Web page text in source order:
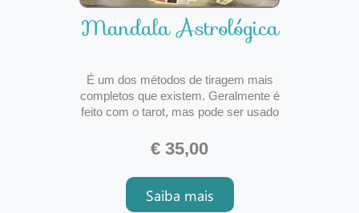
Mandala Astrológica
É um dos métodos de tiragem mais
completos que existem. Geralmente é
feito com o tarot, mas pode ser usado
método tem o objetivo de analisar a
sua vida por completo, todas as áreas
possíveis, pelos próximos 12 meses,
onde os primeiros 2 trimestres (6
meses) são analisád
€ 35,00
Saiba mais